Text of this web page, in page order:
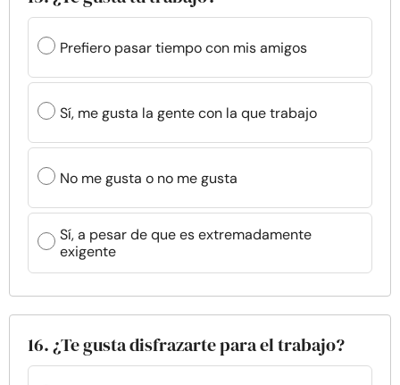
Prefiero pasar tiempo con mis amigos
Sí, me gusta la gente con la que trabajo
No me gusta o no me gusta
Sí, a pesar de que es extremadamente
exigente
16. ¿Te gusta disfrazarte para el trabajo?